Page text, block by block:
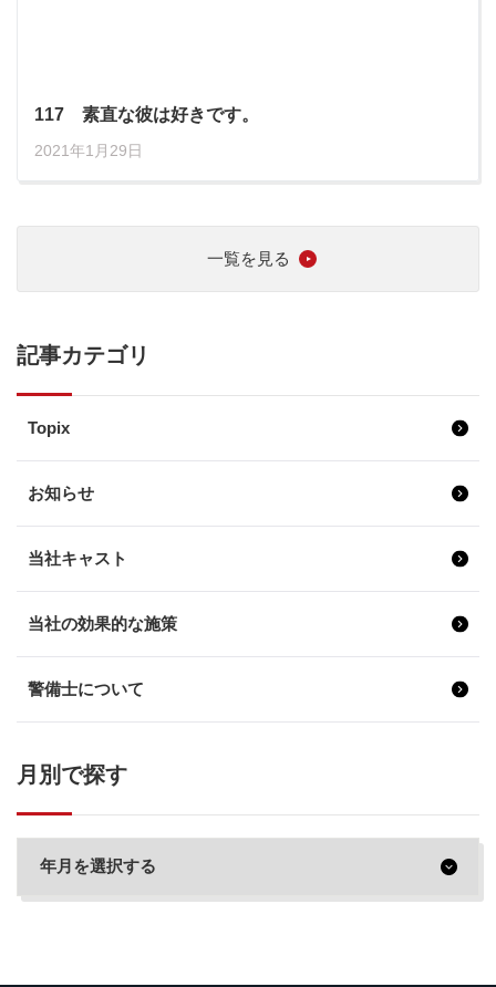
一覧を見る
117 素直な彼は好きです。
2021年1月29日
記事カテゴリ
Topix
お知らせ
当社キャスト
当社の効果的な施策
警備士について
月別で探す